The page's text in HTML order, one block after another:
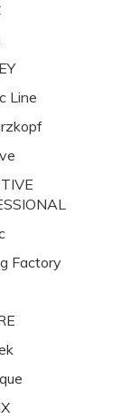
Line
Factory